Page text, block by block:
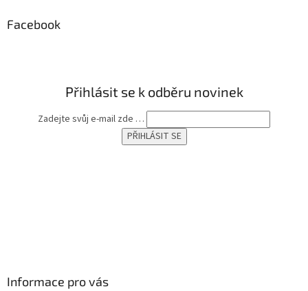
Facebook
Přihlásit se k odběru novinek
Zadejte svůj e-mail zde …
Informace pro vás